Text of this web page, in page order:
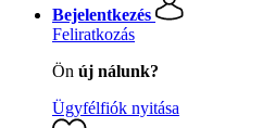
Bejelentkezés
Feliratkozás
Ön új nálunk?
Ügyfélfiók nyitása